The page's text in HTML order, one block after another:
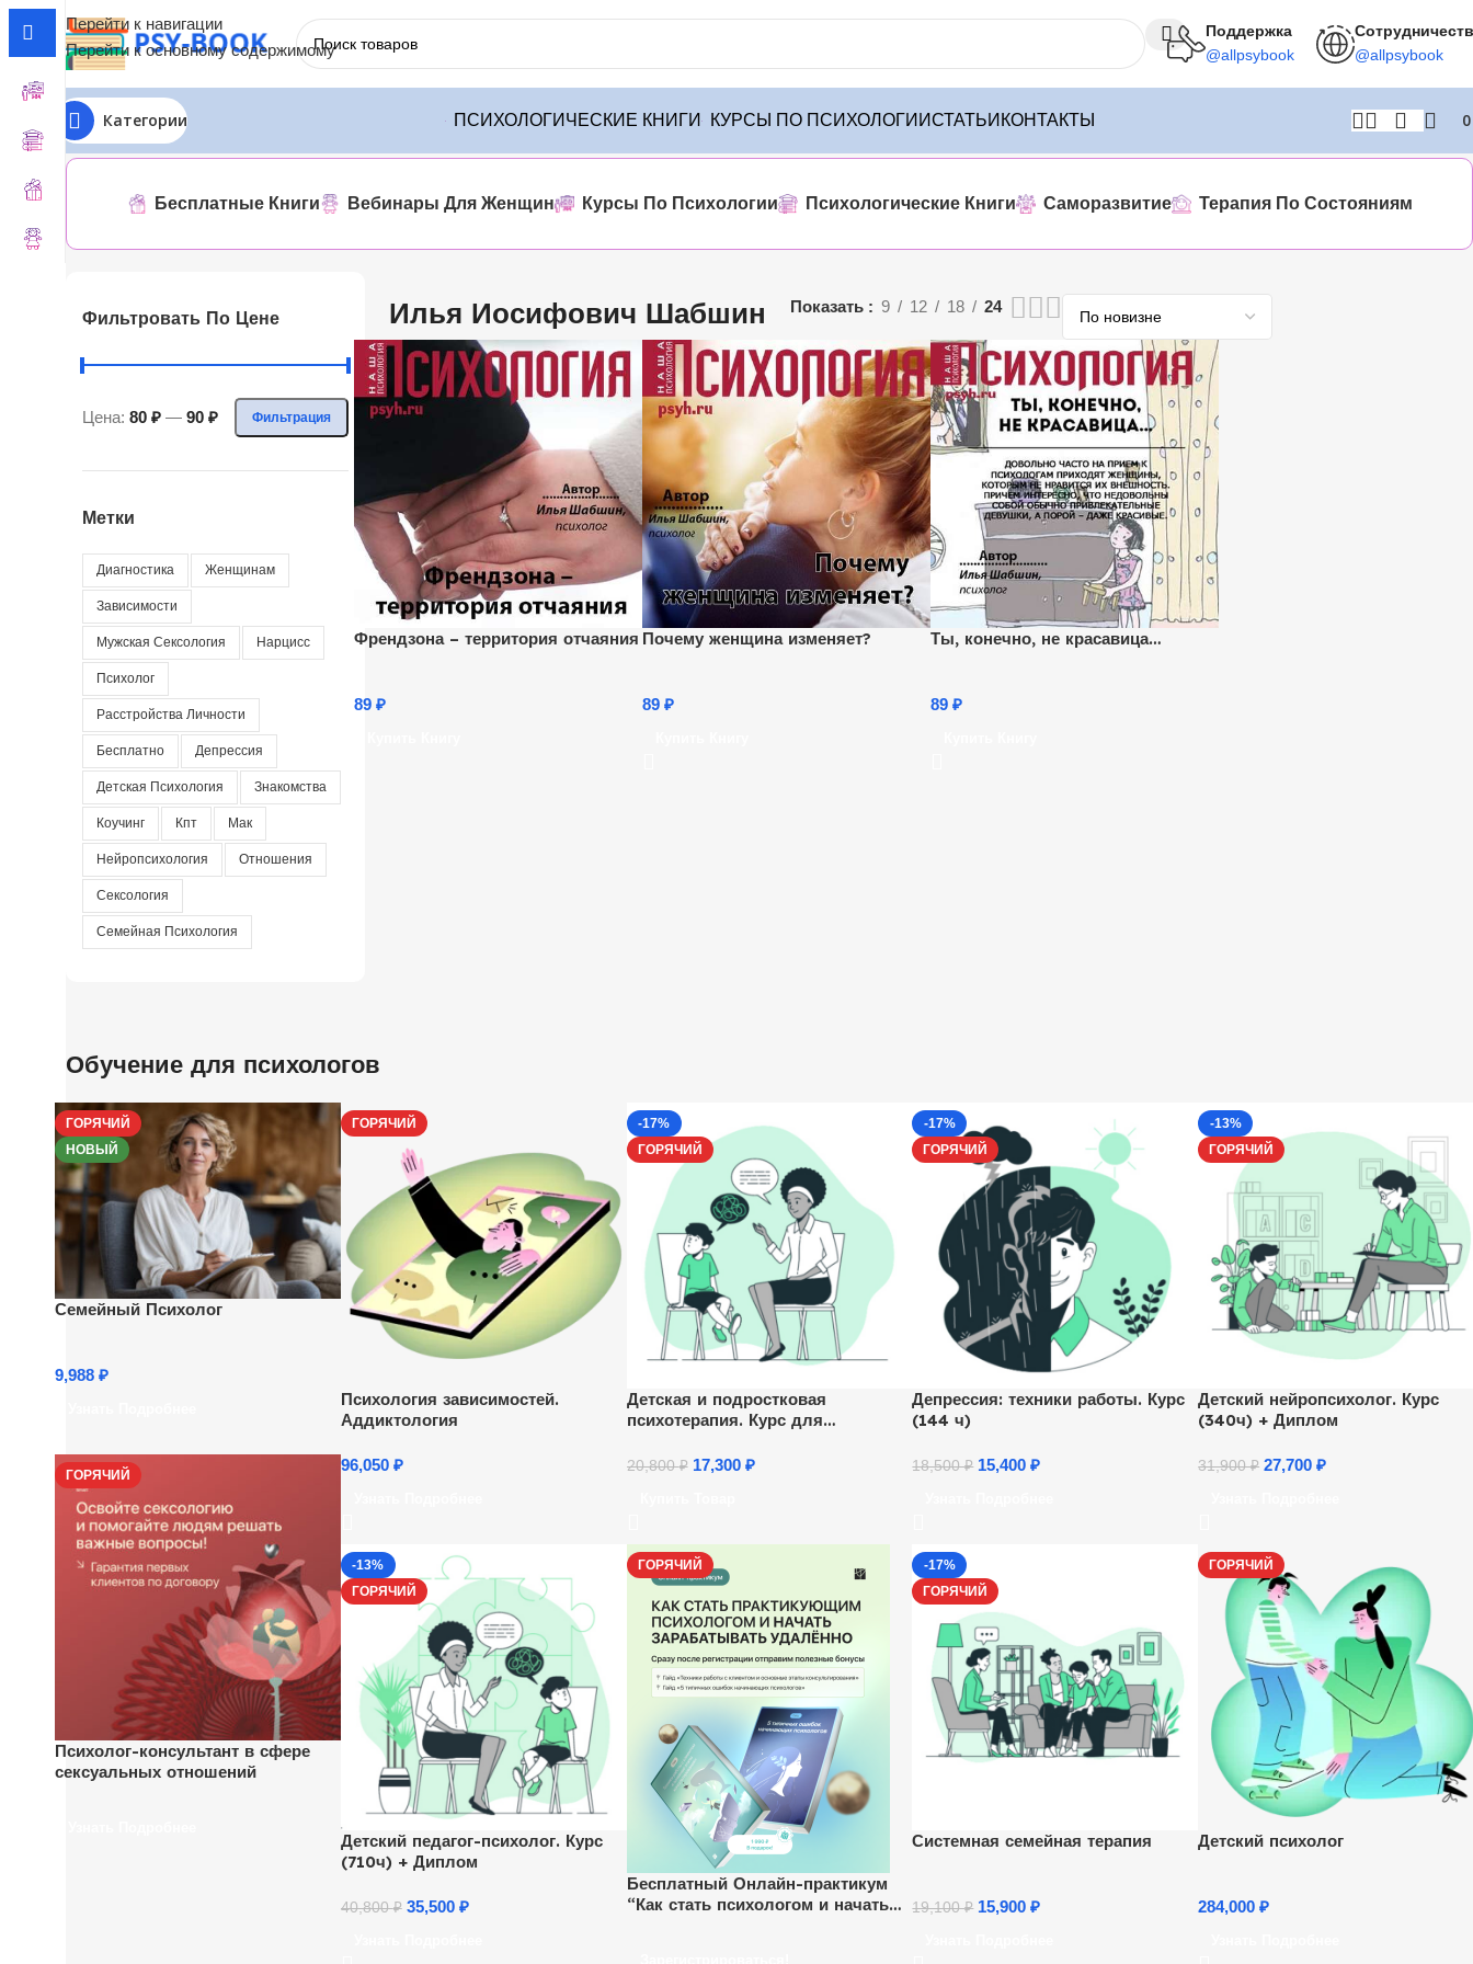
Перейти к навигации
Перейти к основному содержимому
Поддержка
@allpsybook @allpsybook
Категории ПСИХОЛОГИЧЕСКИЕ КНИГИ КУРСЫ ПО ПСИХОЛОГИИСТАТЬИ КОНТАКТЫ
Главная ЛИТРЕС
Бесплатные Книги Вебинары Для Женщин Курсы По Психологии Психологические Книги Саморазвитие Терапия По Состояниям
Фильтровать По Цене
Фильтрация
Цена: 80 ₽ — 90 ₽
Метки
Диагностика Женщинам
Зависимости
Мужская Сексология Нарцисс
Психолог
Расстройства Личности
Бесплатно Депрессия
Детская Психология Знакомства
Коучинг Кпт Мак
Нейропсихология Отношения
Сексология
Семейная Психология
Илья Иосифович Шабшин Показать 9 12 18 24
Френдзона – территория отчаяния
89 ₽
Почему женщина изменяет?
89 ₽
Ты, конечно, не красавица…
89₽
Обучение для психологов
ГОРЯЧИЙ
НОВЫЙ
Семейный Психолог
9,988 ₽
ГОРЯЧИЙ
Психология зависимостей.
Аддиктология
96,050 ₽
-17%
ГОРЯЧИЙ
Детская и подростковая
психотерапия. Курс для
20,800₽ 17,300 ₽
-17%
ГОРЯЧИЙ
Депрессия: техники работы. Курс
(144 ч)
18,500₽ 15,400₽
-13%
ГОРЯЧИЙ
Детский нейропсихолог. Курс
(340ч) + Диплом
31,900₽ 27,700₽
ГОРЯЧИЙ
Психолог-консультант в сфере
сексуальных отношений
-13%
ГОРЯЧИЙ
Детский педагог-психолог. Курс
(710ч) + Диплом
40,800₽ 35,500 ₽
ГОРЯЧИЙ
Бесплатный Онлайн-практикум
“Как стать психологом и начать
-17%
ГОРЯЧИЙ
Системная семейная терапия
19,100₽ 15,900₽
ГОРЯЧИЙ
Детский психолог
284,000₽